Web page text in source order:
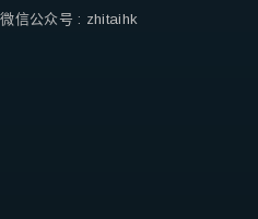
微信公众号 : zhitaihk